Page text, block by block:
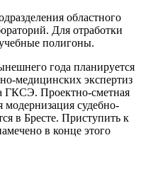
областного
Для отработки
полигоны.
года планируется
медицинских экспертиз
ГКСЭ. Проектно-сметная
модернизация судебно-
в Бресте. Приступить к
в конце этого